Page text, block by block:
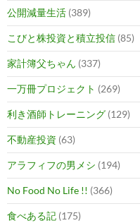
公開減量生活 (389)
こびと株投資と積立投信 (85)
家計簿父ちゃん (337)
一万冊プロジェクト (269)
利き酒師トレーニング (129)
不動産投資 (63)
アラフィフの男メシ (194)
No Food No Life !! (366)
食べある記 (175)